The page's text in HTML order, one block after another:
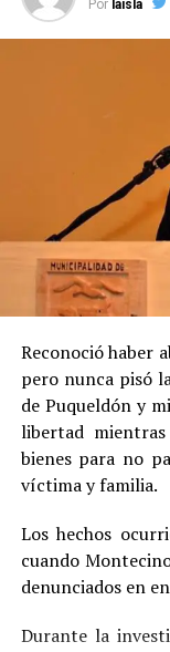
Por laisla
Reconoció haber
pero nunca pisó
de Puqueldón y
libertad
bienes para no
víctima y familia.
Los hechos
cuando
denunciados en
Durante la